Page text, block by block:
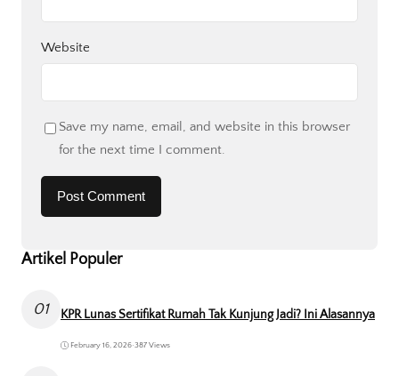
Website
Save my name, email, and website in this browser
for the next time I comment.
Artikel Populer
01 KPR Lunas Sertifikat Rumah Tak Kunjung Jadi? Ini Alasannya
February 16, 2026•387 Views